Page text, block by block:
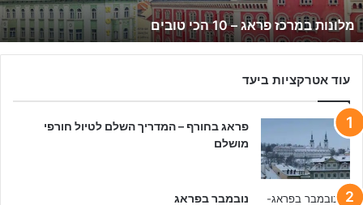
ר
כ
ז
פ
ג
–
כ
מלונות במרכז פראג – 10 הכי טובים
עוד אטרקציות ביעד
פראג בחורף – המדריך השלם לטיול חורפי
מושלם
נובמבר בפראג